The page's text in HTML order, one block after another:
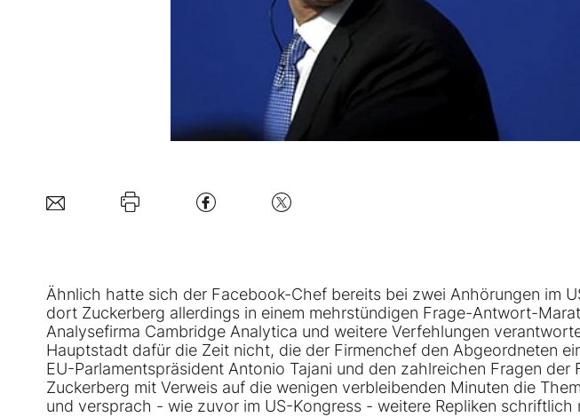
Ähnlich hatte sich der Facebook-Chef bereits bei zwei Anhörungen im
dort Zuckerberg allerdings in einem mehrstündigen Frage-Antwort-
Analysefirma Cambridge Analytica und weitere Verfehlungen
Hauptstadt dafür die Zeit nicht, die der Firmenchef den Abgeordneten
EU-Parlamentspräsident Antonio Tajani und den zahlreichen Fragen
Zuckerberg mit Verweis auf die wenigen verbleibenden Minuten die
und versprach - wie zuvor im US-Kongress - weitere Repliken schriftlich